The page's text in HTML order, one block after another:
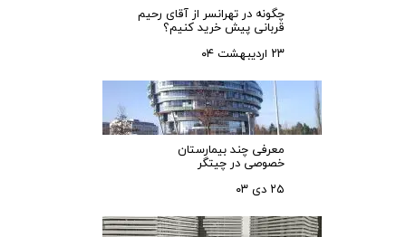
چگونه در تهرانسر از آقای رحیم
قربانی پیش خرید کنیم؟
۲۳ اردیبهشت ۰۴
معرفی چند بیمارستان
خصوصی در چیتگر
۲۵ دی ۰۳